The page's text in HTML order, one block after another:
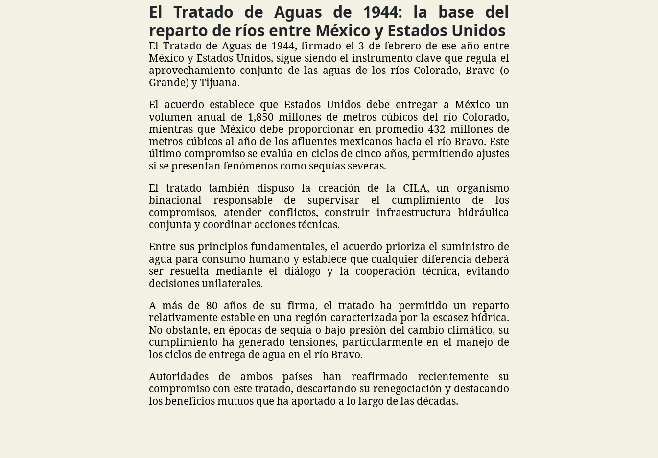
El Tratado de Aguas de 1944: la base del
reparto de ríos entre México y Estados Unidos
El Tratado de Aguas de 1944, firmado el 3 de febrero de ese año entre
México y Estados Unidos, sigue siendo el instrumento clave que regula el
aprovechamiento conjunto de las aguas de los ríos Colorado, Bravo (o
Grande) y Tijuana.
El acuerdo establece que Estados Unidos debe entregar a México un
volumen anual de 1,850 millones de metros cúbicos del río Colorado,
mientras que México debe proporcionar en promedio 432 millones de
metros cúbicos al año de los afluentes mexicanos hacia el río Bravo. Este
último compromiso se evalúa en ciclos de cinco años, permitiendo ajustes
si se presentan fenómenos como sequías severas.
El tratado también dispuso la creación de la CILA, un organismo
binacional responsable de supervisar el cumplimiento de los
compromisos, atender conflictos, construir infraestructura hidráulica
conjunta y coordinar acciones técnicas.
Entre sus principios fundamentales, el acuerdo prioriza el suministro de
agua para consumo humano y establece que cualquier diferencia deberá
ser resuelta mediante el diálogo y la cooperación técnica, evitando
decisiones unilaterales.
A más de 80 años de su firma, el tratado ha permitido un reparto
relativamente estable en una región caracterizada por la escasez hídrica.
No obstante, en épocas de sequía o bajo presión del cambio climático, su
cumplimiento ha generado tensiones, particularmente en el manejo de
los ciclos de entrega de agua en el río Bravo.
Autoridades de ambos países han reafirmado recientemente su
compromiso con este tratado, descartando su renegociación y destacando
los beneficios mutuos que ha aportado a lo largo de las décadas.